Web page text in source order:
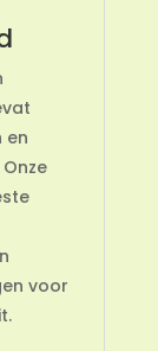
en
voor